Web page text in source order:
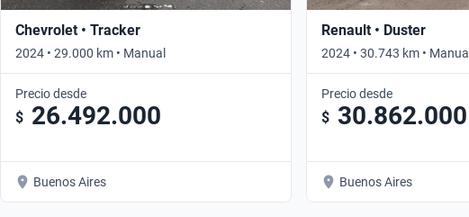
Chevrolet • Tracker
2024 • 29.000 km • Manual
Precio desde
$ 26.492.000
Buenos Aires
Renault • Duster
2024 • 30.743 km • Manual
Precio desde
$ 30.862.000
Buenos Aires